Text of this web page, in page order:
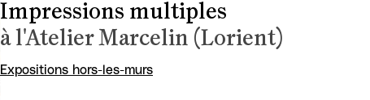
Impressions multiples
à l'Atelier Marcelin (Lorient)
Expositions hors-les-murs